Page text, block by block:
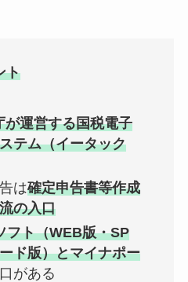
ト
が運営する国税電子
テム（イータック
は確定申告書等作成
の入口
フト（WEB版・SP
ド版）とマイナポー
がある